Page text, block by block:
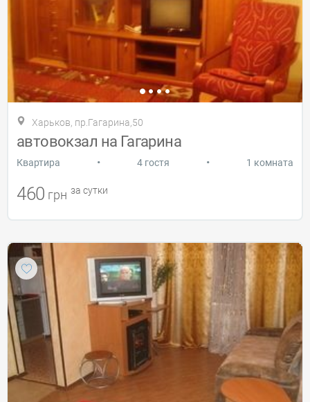
Харьков, пр.Гагарина,50
автовокзал на Гагарина
Квартира • 4 гостя • 1 комната
460 грн за сутки